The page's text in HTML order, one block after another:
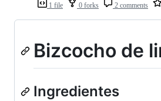
1 file 0 forks 2 comments
Bizcocho de
Ingredientes